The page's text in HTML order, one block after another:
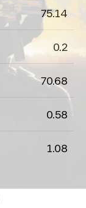
75.14
0.2
70.68
0.58
1.08